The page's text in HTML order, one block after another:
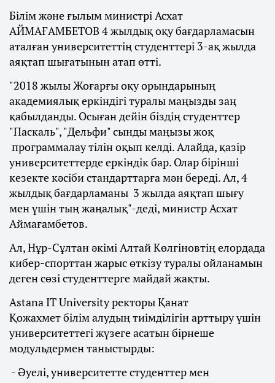
Білім және ғылым министрі Асхат
АЙМАҒАМБЕТОВ 4 жылдық оқу бағдарламасын
аталған университеттің студенттері 3-ақ жылда
аяқтап шығатынын атап өтті.
"2018 жылы Жоғарғы оқу орындарының
академиялық еркіндігі туралы маңызды заң
қабылданды. Осыған дейін біздің студенттер
"Паскаль", "Дельфи" сынды маңызы жоқ
программалау тілін оқып келді. Алайда, қазір
университеттерде еркіндік бар. Олар бірінші
кезекте кәсіби стандарттарға мән береді. Ал, 4
жылдық бағдарламаны 3 жылда аяқтап шығу
мен үшін тың жаңалық"-деді, министр Асхат
Аймағамбетов.
Ал, Нұр-Сұлтан әкімі Алтай Көлгіновтің елордада
кибер-спорттан жарыс өткізу туралы ойланамын
деген сөзі студенттерге майдай жақты.
Astana IT University ректоры Қанат
Қожахмет білім алудың тиімділігін арттыру үшін
университеттегі жүзеге асатын бірнеше
модульдермен таныстырды:
- Әуелі, университетте студенттер мен